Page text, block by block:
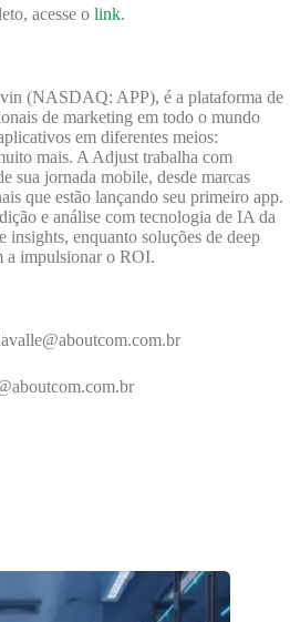
acesse o link.
(NASDAQ: APP), é a plataforma de
de marketing em todo o mundo
em diferentes meios:
mais. A Adjust trabalha com
sua jornada mobile, desde marcas
que estão lançando seu primeiro app.
e análise com tecnologia de IA da
enquanto soluções de deep
a impulsionar o ROI.